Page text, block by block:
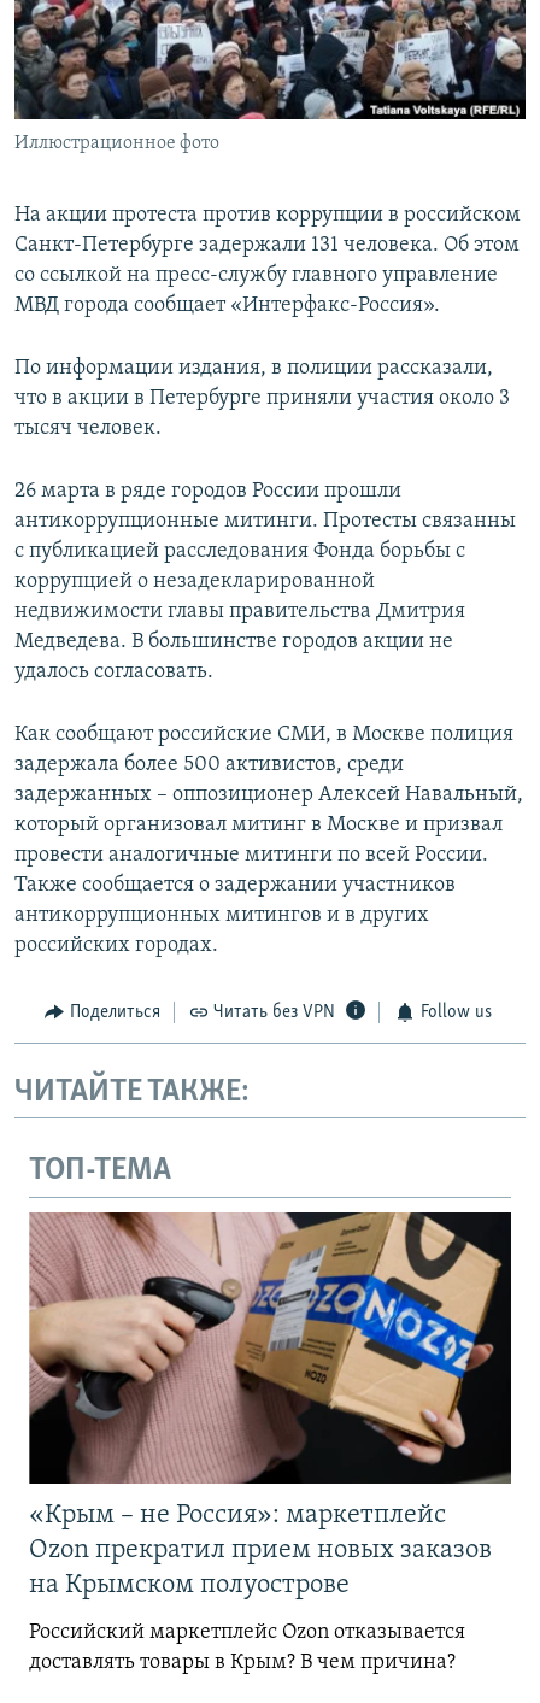
ПОБЕДИТЕЛЕЙ НЕ СУДЯТ?
КРЫМ.НЕПОКОРЕННЫЙ
ELIFBE
УКРАИНСКАЯ ПРОБЛЕМА КРЫМА
ПРИСОЕДИНЯЙТЕСЬ!
Иллюстрационное фото
На акции протеста против коррупции в российском
Санкт-Петербурге задержали 131 человека. Об этом
со ссылкой на пресс-службу главного управление
МВД города сообщает «Интерфакс-Россия».
По информации издания, в полиции рассказали,
что в акции в Петербурге приняли участия около 3
тысяч человек.
26 марта в ряде городов России прошли
антикоррупционные митинги. Протесты связанны
с публикацией расследования Фонда борьбы с
коррупцией о незадекларированной
недвижимости главы правительства Дмитрия
Медведева. В большинстве городов акции не
удалось согласовать.
Как сообщают российские СМИ, в Москве полиция
задержала более 500 активистов, среди
задержанных – оппозиционер Алексей Навальный,
который организовал митинг в Москве и призвал
провести аналогичные митинги по всей России.
Также сообщается о задержании участников
антикоррупционных митингов и в других
российских городах.
Поделиться Читать без VPN Follow us
ЧИТАЙТЕ ТАКЖЕ:
ТОП-ТЕМА
«Крым – не Россия»: маркетплейс
Ozon прекратил прием новых заказов
на Крымском полуострове
Российский маркетплейс Ozon отказывается
доставлять товары в Крым? В чем причина?